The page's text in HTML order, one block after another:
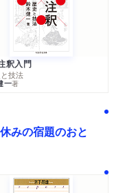
釈入門
技法
一著
みの宿題のおと